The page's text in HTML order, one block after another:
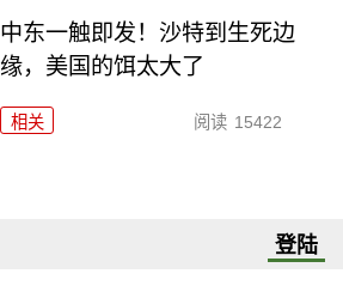
中东一触即发！沙特到生死边
缘，美国的饵太大了
相关 阅读 15422
登陆